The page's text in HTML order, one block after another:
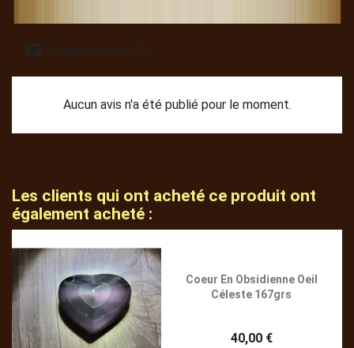
Commentaires (0)
Aucun avis n'a été publié pour le moment.
Les clients qui ont acheté ce produit ont
également acheté :
Coeur En Obsidienne Oeil
Céleste 167grs
40,00 €